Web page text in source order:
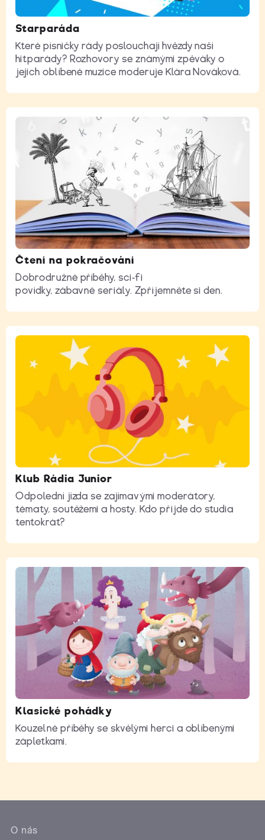
Starparáda
Které písničky rády poslouchají hvězdy naší
hitparády? Rozhovory se známými zpěváky o
jejich oblíbené muzice moderuje Klára Nováková.
Čtení na pokračování
Dobrodružné příběhy, sci-fi
povídky, zábavné seriály. Zpříjemněte si den.
Klub Rádia Junior
Odpolední jízda se zajímavými moderátory,
tématy, soutěžemi a hosty. Kdo přijde do studia
tentokrát?
Klasické pohádky
Kouzelné příběhy se skvělými herci a oblíbenými
zápletkami.
O nás